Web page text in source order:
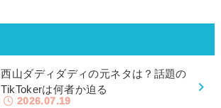
西山ダディダディの元ネタは？話題の
TikTokerは何者か迫る
2026.07.19